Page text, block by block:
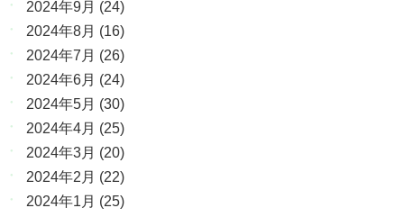
2024年9月 (24)
2024年8月 (16)
2024年7月 (26)
2024年6月 (24)
2024年5月 (30)
2024年4月 (25)
2024年3月 (20)
2024年2月 (22)
2024年1月 (25)